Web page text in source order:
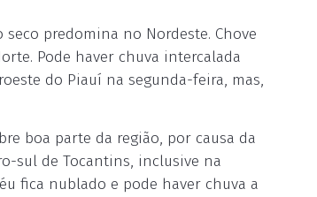
predomina no Nordeste. Chove
Pode haver chuva intercalada
do Piauí na segunda-feira, mas,
boa parte da região, por causa da
sul de Tocantins, inclusive na
fica nublado e pode haver chuva a